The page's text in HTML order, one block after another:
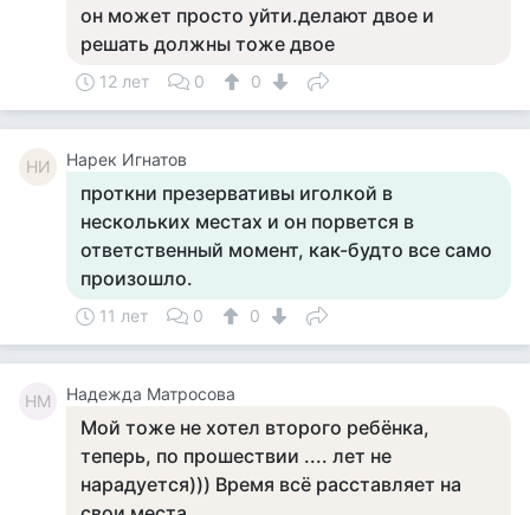
он может просто уйти.делают двое и
решать должны тоже двое
12 лет 0 0
НИ Нарек Игнатов
проткни презервативы иголкой в
нескольких местах и он порвется в
ответственный момент, как-будто все само
произошло.
11 лет 0 0
НМ Надежда Матросова
Мой тоже не хотел второго ребёнка,
теперь, по прошествии .... лет не
нарадуется))) Время всё расставляет на